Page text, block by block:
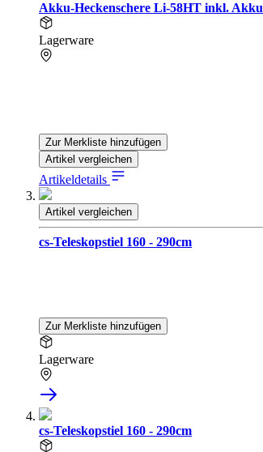
Akku-Heckenschere Li-58HT inkl. Akku
Lagerware
Zur Merkliste hinzufügen
Artikel vergleichen
Artikeldetails
Artikel vergleichen
cs-Teleskopstiel 160 - 290cm
Zur Merkliste hinzufügen
Lagerware
cs-Teleskopstiel 160 - 290cm